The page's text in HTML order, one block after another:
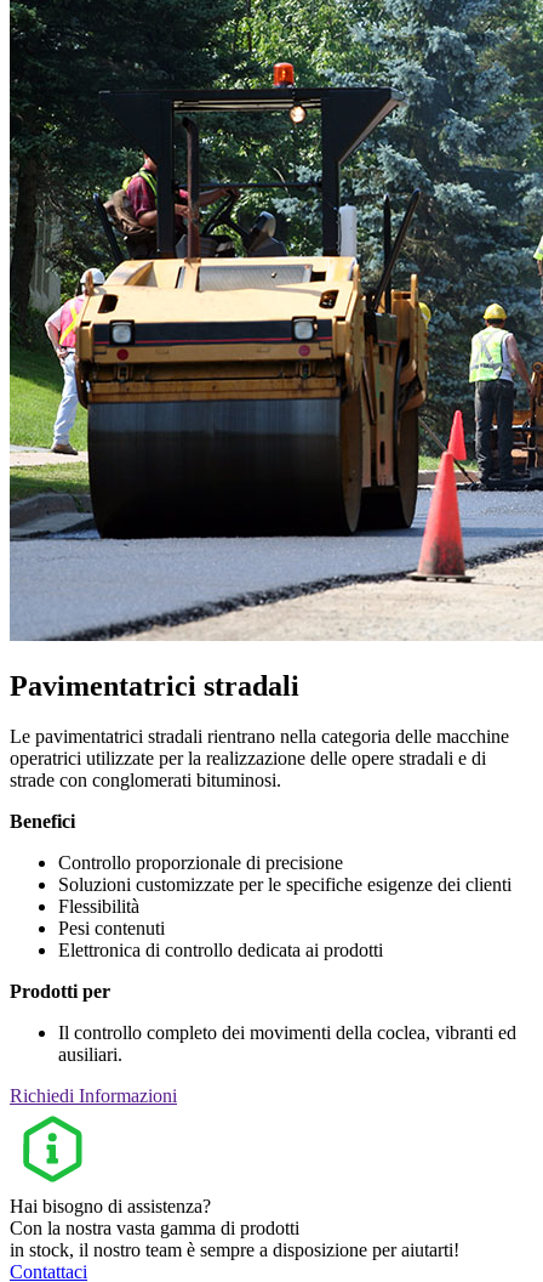
Pavimentatrici stradali
Le pavimentatrici stradali rientrano nella categoria delle macchine
operatrici utilizzate per la realizzazione delle opere stradali e di
strade con conglomerati bituminosi.
Benefici
Controllo proporzionale di precisione
Soluzioni customizzate per le specifiche esigenze dei clienti
Flessibilità
Pesi contenuti
Elettronica di controllo dedicata ai prodotti
Prodotti per
Il controllo completo dei movimenti della coclea, vibranti ed
ausiliari.
Richiedi Informazioni
Hai bisogno di assistenza?
Con la nostra vasta gamma di prodotti
in stock, il nostro team è sempre a disposizione per aiutarti!
Contattaci